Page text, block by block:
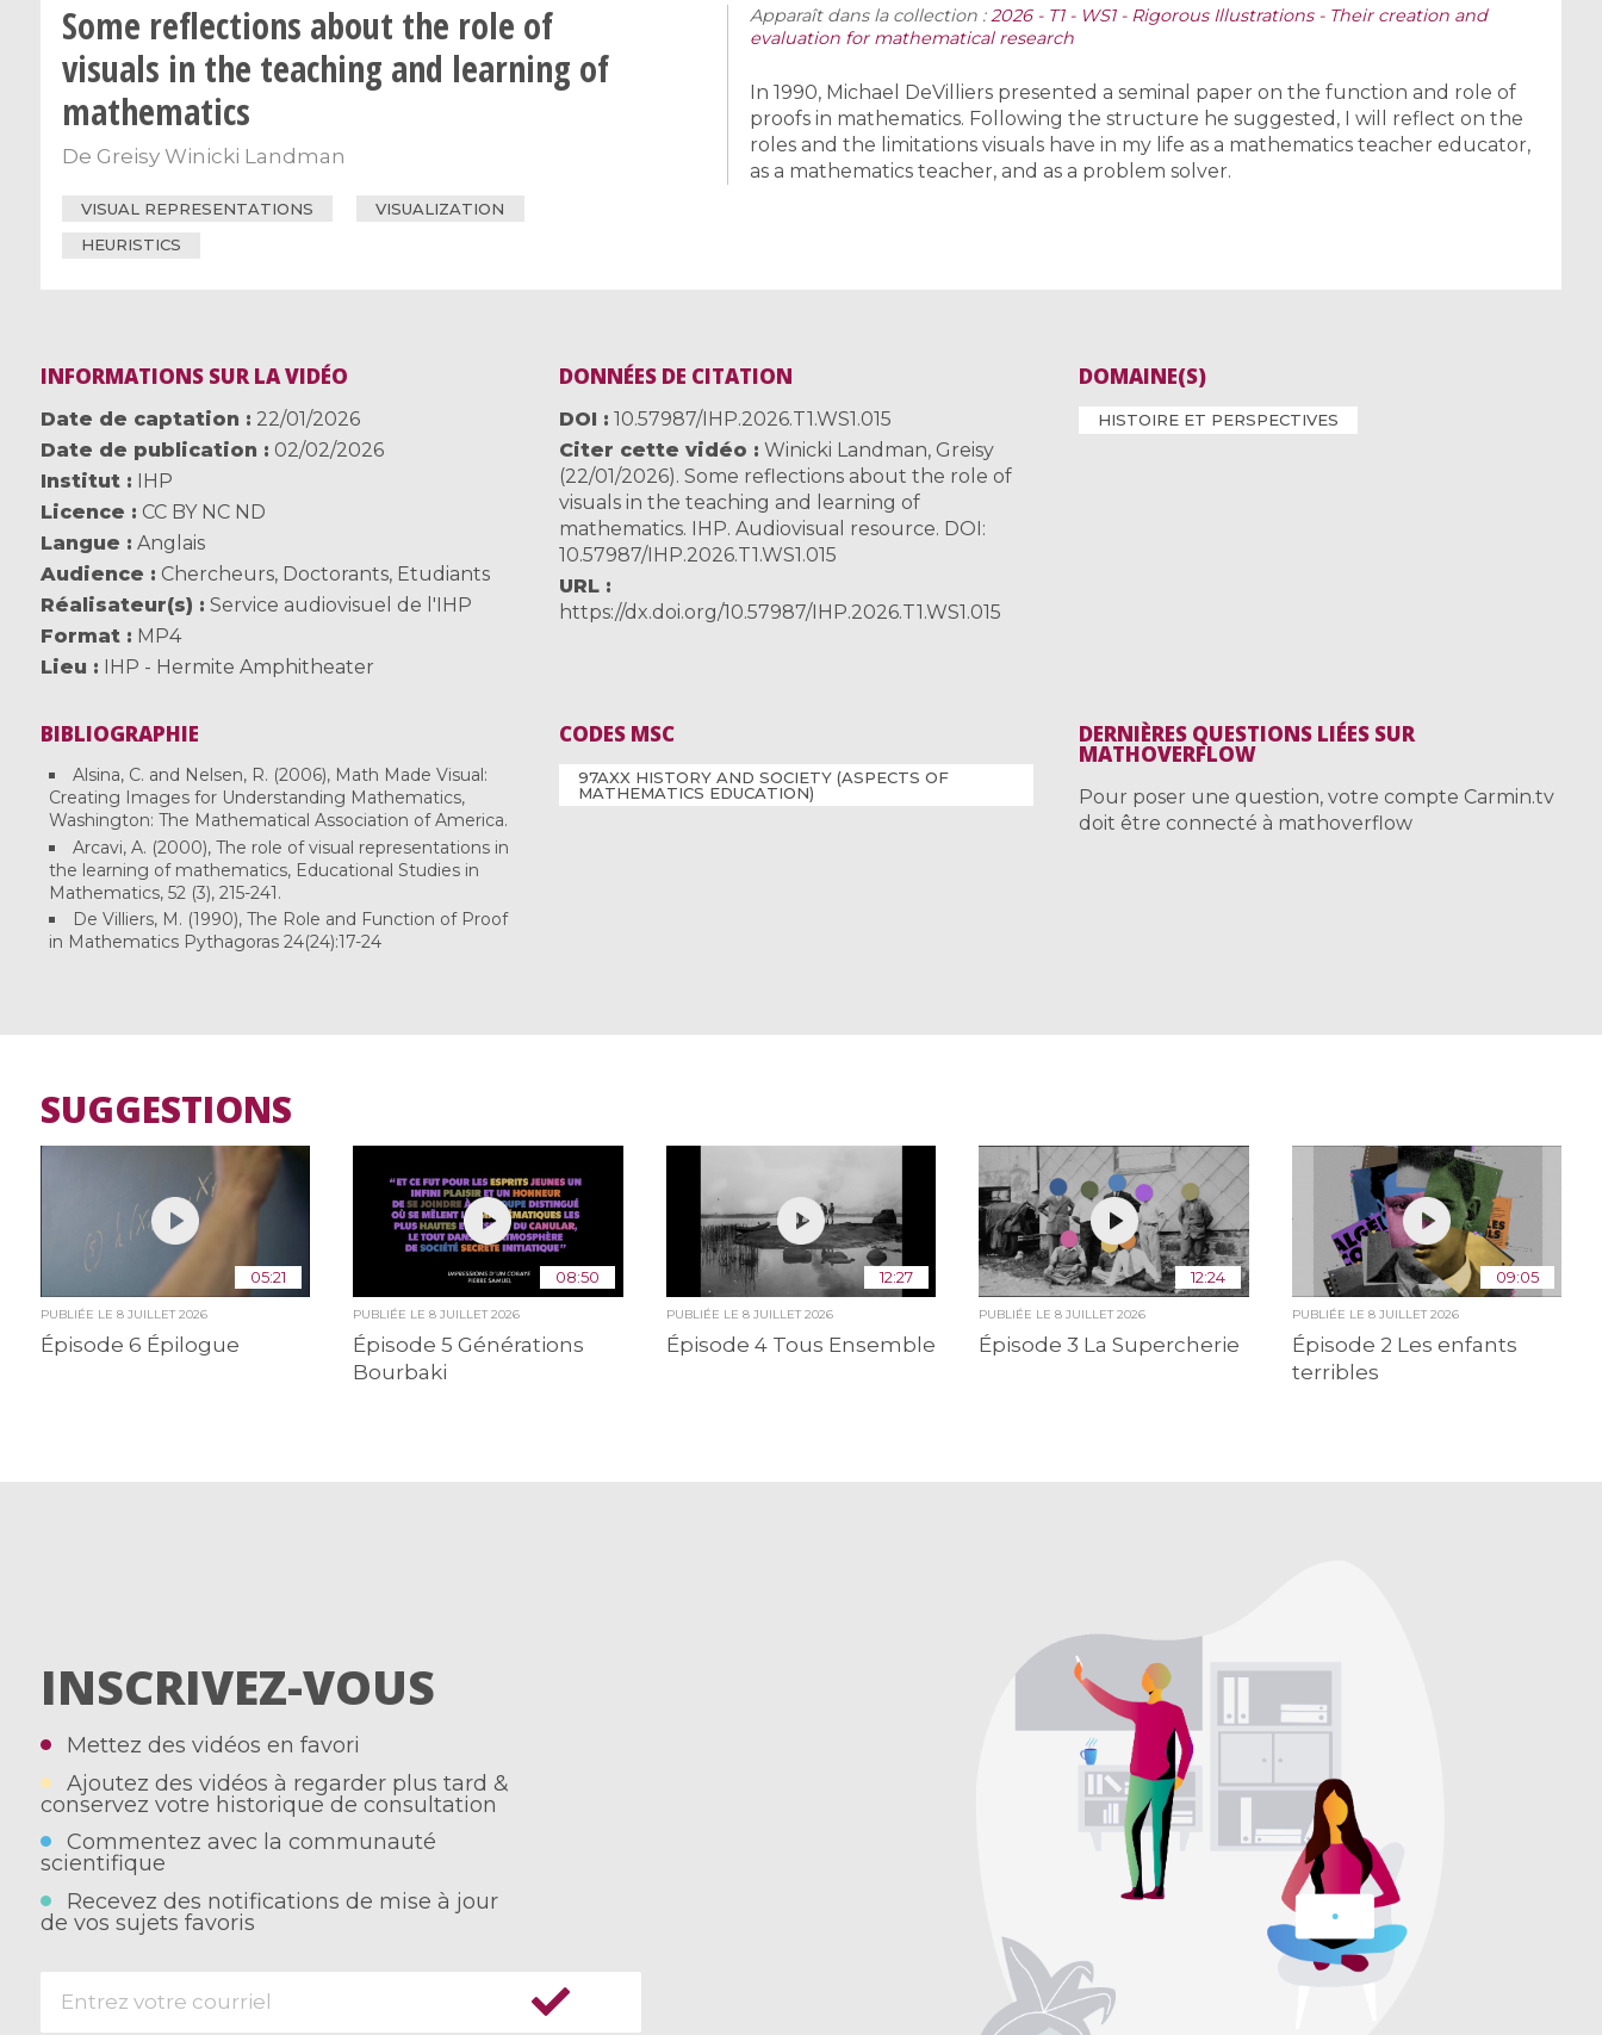
Some reflections about the role of
visuals in the teaching and learning of
mathematics
De Greisy Winicki Landman
VISUAL REPRESENTATIONS
VISUALIZATION
HEURISTICS
Apparaît dans la collection :2026 - T1 - WS1 - Rigorous Illustrations - Their creation and
evaluation for mathematical research
In 1990, Michael DeVilliers presented a seminal paper on the function and role of
proofs in mathematics. Following the structure he suggested, I will reflect on the
roles and the limitations visuals have in my life as a mathematics teacher educator,
as a mathematics teacher, and as a problem solver.
INFORMATIONS SUR LA VIDÉO
Date de captation
22/01/2026
Date de publication
02/02/2026
Institut
IHP
Licence
CC BY NC ND
Langue
Anglais
Audience
Chercheurs, Doctorants, Etudiants
Réalisateur(s)
Service audiovisuel de l'IHP
Format
MP4
Lieu
IHP - Hermite Amphitheater
DONNÉES DE CITATION
DOI
10.57987/IHP.2026.T1.WS1.015
Citer cette vidéo
Winicki Landman, Greisy
(22/01/2026). Some reflections about the role of
visuals in the teaching and learning of
mathematics. IHP. Audiovisual resource. DOI:
10.57987/IHP.2026.T1.WS1.015
URL
https://dx.doi.org/10.57987/IHP.2026.T1.WS1.015
DOMAINE(S)
HISTOIRE ET PERSPECTIVES
BIBLIOGRAPHIE
Alsina, C. and Nelsen, R. (2006), Math Made Visual:
Creating Images for Understanding Mathematics,
Washington: The Mathematical Association of America.
Arcavi, A. (2000), The role of visual representations in
the learning of mathematics, Educational Studies in
Mathematics, 52 (3), 215-241.
De Villiers, M. (1990), The Role and Function of Proof
in Mathematics Pythagoras 24(24):17-24
CODES MSC
97AXX HISTORY AND SOCIETY (ASPECTS OF
MATHEMATICS EDUCATION)
DERNIÈRES QUESTIONS LIÉES SUR
MATHOVERFLOW
Pour poser une question, votre compte Carmin.tv
doit être connecté à mathoverflow
SUGGESTIONS
05:21
PUBLIÉE LE 8 JUILLET 2026
Épisode 6 Épilogue
08:50
PUBLIÉE LE8 JUILLET 2026
Épisode 5 Générations
Bourbaki
12:27
PUBLIÉE LE 8 JUILLET 2026
Épisode 4 Tous Ensemble
12:24
PUBLIÉE LE8 JUILLET 2026
Épisode 3 La Supercherie
09:05
PUBLIÉE LE 8 JUILLET 2026
Épisode 2 Les enfants
terribles
INSCRIVEZ-VOUS
Mettez des vidéos en favori
Ajoutez des vidéos à regarder plus tard &
conservez votre historique de consultation
Commentez avec la communauté
scientifique
Recevez des notifications de mise à jour
de vos sujets favoris